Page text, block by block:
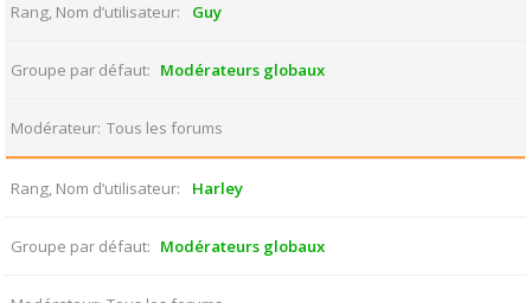
Rang, Nom d’utilisateur Guy
Groupe par défaut Modérateurs globaux
Modérateur Tous les forums
Rang, Nom d’utilisateur Harley
Groupe par défaut Modérateurs globaux